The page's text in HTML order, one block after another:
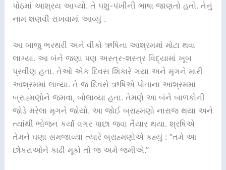
પોઠમાં આશ્રય આપ્યો. તે પશુ-પંખીની ભાષા જાણતો હતો. તેનું
નામ શણવી રાખવામાં આવ્યું .
આ બાજુ ભરથરી અને વીકો ઋષિના આશ્રમમાં મોટા થવા
લાગ્યા. આ બંને જણા પણ અસ્ત્ર-શસ્ત્ર વિદ્યામાં ખૂબ
પ્રવીણ હતા. તેઓ એક દિવસ શિકારે ગયા અને મૃગને મારી
આશ્રમમાં લાવ્યા. તે જ દિવસે ઋષિએ પોતાના આશ્રમમાં
બ્રાહ્મણોને જમવા, બોલાવ્યા હતા. તેમણે આ બંને બાળકોની
જોડે મરેલા મૃગને જોયો. આ જોઈ બ્રાહ્મણો નારાજ થયા અને
ત્યાંથી ભોજન કર્યા વગર પાછા જવા તૈયાર થયા. શ્રષિએ
તેમને ઘણા સમજાવ્યા ત્યારે બ્રાહ્મણોએ કહ્યું : “તમે આ
છોકરાઓને કાઢી મૂકો તો જ અમે જમીએ.”